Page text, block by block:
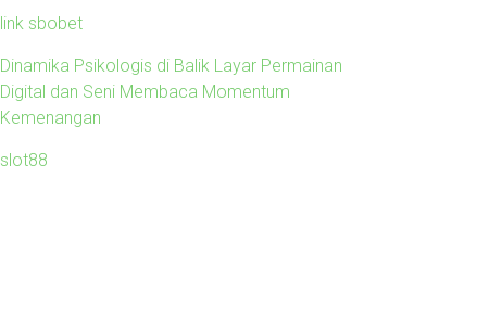
link sbobet
Dinamika Psikologis di Balik Layar Permainan
Digital dan Seni Membaca Momentum
Kemenangan
slot88